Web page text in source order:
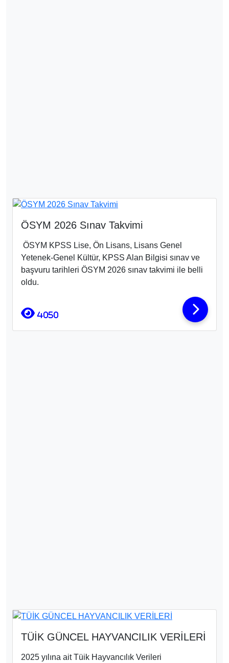
ÖSYM 2026 Sınav Takvimi
ÖSYM KPSS Lise, Ön Lisans, Lisans Genel
Yetenek-Genel Kültür, KPSS Alan Bilgisi sınav ve
başvuru tarihleri ÖSYM 2026 sınav takvimi ile belli
oldu.
4050
TÜİK GÜNCEL HAYVANCILIK VERİLERİ
2025 yılına ait Tüik Hayvancılık Verileri